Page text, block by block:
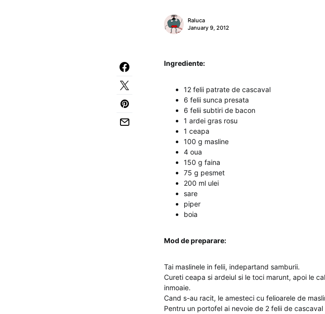
Raluca
January 9, 2012
Ingrediente:
12 felii patrate de cascaval
6 felii sunca presata
6 felii subtiri de bacon
1 ardei gras rosu
1 ceapa
100 g masline
4 oua
150 g faina
75 g pesmet
200 ml ulei
sare
piper
boia
Mod de preparare:
Tai maslinele in felii, indepartand samburii.
Cureti ceapa si ardeiul si le toci marunt, apoi le
inmoaie.
Cand s-au racit, le amesteci cu felioarele de
Pentru un portofel ai nevoie de 2 felii de